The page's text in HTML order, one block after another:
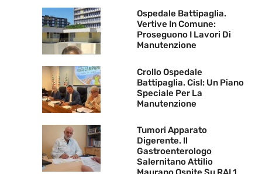
Ospedale Battipaglia.
Vertive In Comune:
Proseguono I Lavori Di
Manutenzione
Crollo Ospedale
Battipaglia. Cisl: Un Piano
Speciale Per La
Manutenzione
Tumori Apparato
Digerente. Il
Gastroenterologo
Salernitano Attilio